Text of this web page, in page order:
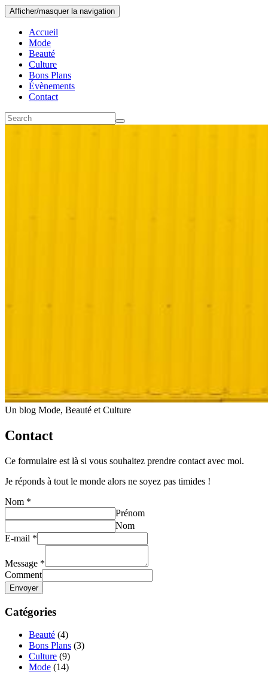
Afficher/masquer la navigation
Accueil
Mode
Beauté
Culture
Bons Plans
Évènements
Contact
Un blog Mode, Beauté et Culture
Contact
Ce formulaire est là si vous souhaitez prendre contact avec moi.
Je réponds à tout le monde alors ne soyez pas timides !
Nom *
Prénom
Nom
E-mail *
Message *
Comment
Envoyer
Catégories
Beauté (4)
Bons Plans (3)
Culture (9)
Mode (14)